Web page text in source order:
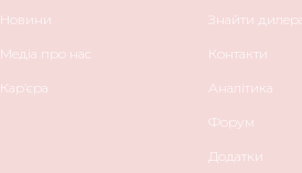
Новини
Медіа про нас
Кар’єра
Знайти
Контакти
Аналітика
Форум
Додатки